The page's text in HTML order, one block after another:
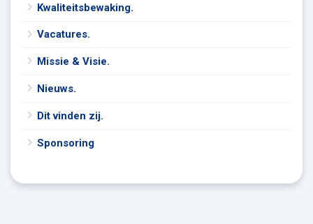
Kwaliteitsbewaking.
Vacatures.
Missie & Visie.
Nieuws.
Dit vinden zij.
Sponsoring